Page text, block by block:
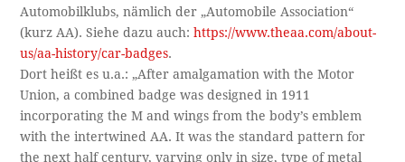
Automobilklubs, nämlich der „Automobile Association“
(kurz AA). Siehe dazu auch:https://www.theaa.com/about-
us/aa-history/car-badges.
Dort heißt es u.a.: „After amalgamation with the Motor
Union, a combined badge was designed in 1911
incorporating the M and wings from the body’s emblem
with the intertwined AA. It was the standard pattern for
the next half century, varying only in size, type of metal